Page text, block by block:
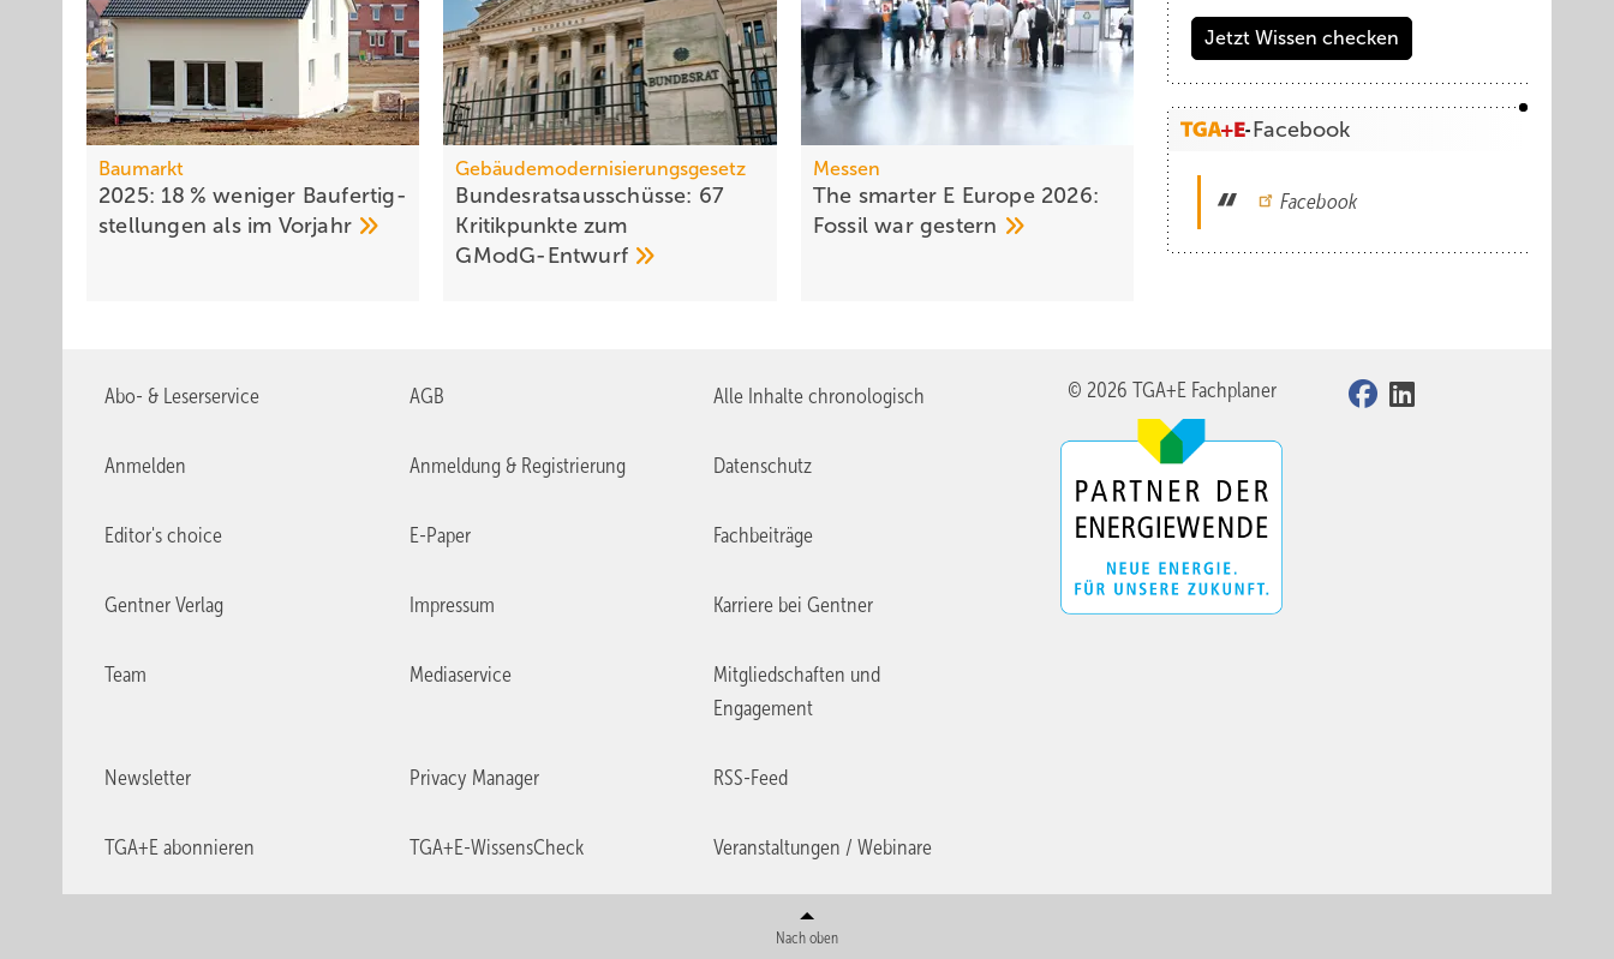
Baumarkt
2025: 18 % weniger Bau­fertig­
stellun­gen als im Vorjahr
Gebäudemodernisierungsgesetz
Bundesrats­aus­schüsse: 67
Kritik­punkte zum
GModG-Entwurf
Messen
The smarter E Europe 2026:
Fossil wargestern
Jetzt Wissen checken
Facebook
Facebook
Abo- & Leserservice AGB Alle Inhalte chronologisch
Anmelden Anmeldung & Registrierung Datenschutz
Editor's choice E-Paper Fachbeiträge
Gentner Verlag Impressum Karriere bei Gentner
Team Mediaservice
Mitgliedschaften und
Engagement
Newsletter Privacy Manager RSS-Feed
TGA+E abonnieren TGA+E-WissensCheck Veranstaltungen / Webinare
© 2026 TGA+E Fachplaner
Nach oben